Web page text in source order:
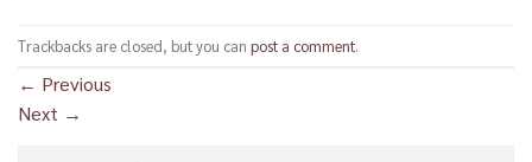
Trackbacks are closed, but you can post a comment.
← Previous
Next →